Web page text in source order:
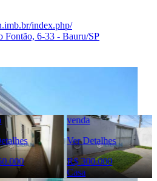
index.php/
Fontão, 6-33 - Bauru/SP
2944
venda
Ver Detalhes
R$ 300.000
Casa